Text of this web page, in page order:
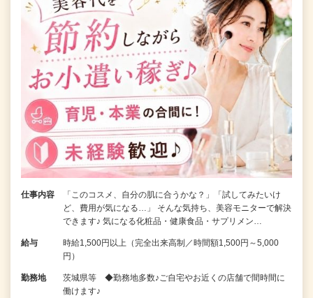
仕事内容
「このコスメ、自分の肌に合うかな？」「試してみたいけ
ど、費用が気になる…」 そんな気持ち、美容モニターで解決
できます♪ 気になる化粧品・健康食品・サプリメン…
給与
時給1,500円以上（完全出来高制／時間額1,500円～5,000
円）
勤務地
茨城県等 ◆勤務地多数♪ご自宅やお近くの店舗で間時間に
働けます♪